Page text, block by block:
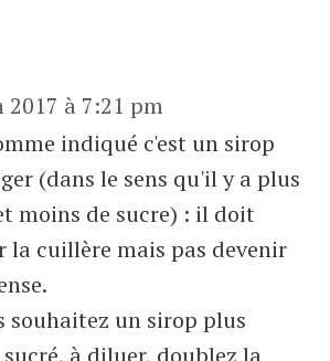
2017 à 7:21 pm
indiqué c'est un sirop
(dans le sens qu'il y a plus
moins de sucre) : il doit
la cuillère mais pas devenir
souhaitez un sirop plus
sucré, à diluer, doublez la